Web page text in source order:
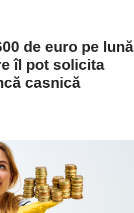
de euro pe lună
îl pot solicita
casnică